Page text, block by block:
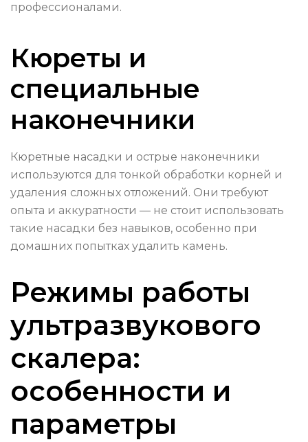
профессионалами.
Кюреты и
специальные
наконечники
Кюретные насадки и острые наконечники
используются для тонкой обработки корней и
удаления сложных отложений. Они требуют
опыта и аккуратности — не стоит использовать
такие насадки без навыков, особенно при
домашних попытках удалить камень.
Режимы работы
ультразвукового
скалера:
особенности и
параметры